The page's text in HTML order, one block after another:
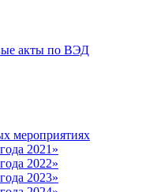
акты по ВЭД
мероприятиях
2021»
2022»
2023»